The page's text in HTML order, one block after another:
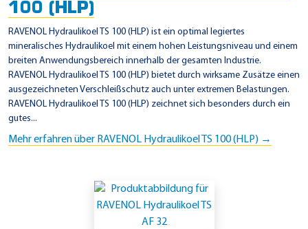
100 (HLP)
RAVENOL Hydraulikoel TS 100 (HLP) ist ein optimal legiertes
mineralisches Hydraulikoel mit einem hohen Leistungsniveau und einem
breiten Anwendungsbereich innerhalb der gesamten Industrie.
RAVENOL Hydraulikoel TS 100 (HLP) bietet durch wirksame Zusätze einen
ausgezeichneten Verschleißschutz auch unter extremen Belastungen.
RAVENOL Hydraulikoel TS 100 (HLP) zeichnet sich besonders durch ein
gutes...
Mehr erfahren über RAVENOL Hydraulikoel TS 100 (HLP) →